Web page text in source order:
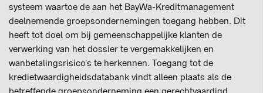
systeem waartoe de aan het BayWa-Kreditmanagement
deelnemende groepsondernemingen toegang hebben. Dit
heeft tot doel om bij gemeenschappelijke klanten de
verwerking van het dossier te vergemakkelijken en
wanbetalingsrisico's te herkennen. Toegang tot de
kredietwaardigheidsdatabank vindt alleen plaats als de